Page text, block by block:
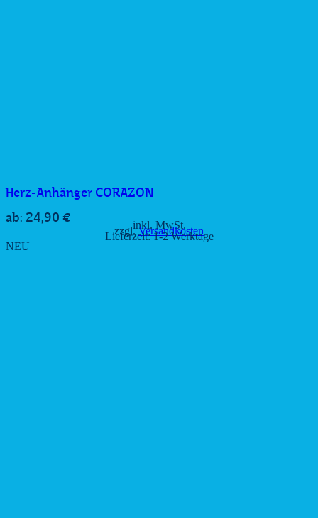
Herz-Anhänger CORAZON
ab: 24,90 € inkl. MwSt.
zzgl.Versandkosten
Lieferzeit:1-2 Werktage
NEU